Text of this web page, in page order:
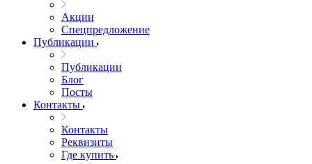
Акции
Спецпредложение
Публикации
Публикации
Блог
Посты
Контакты
Контакты
Реквизиты
Где купить